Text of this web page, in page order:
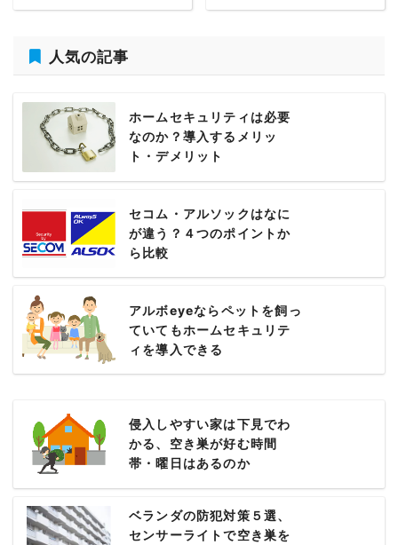
人気の記事
ホームセキュリティは必要
なのか？導入するメリッ
ト・デメリット
セコム・アルソックはなに
が違う？４つのポイントか
ら比較
アルボeyeならペットを飼っ
ていてもホームセキュリテ
ィを導入できる
侵入しやすい家は下見でわ
かる、空き巣が好む時間
帯・曜日はあるのか
ベランダの防犯対策５選、
センサーライトで空き巣を